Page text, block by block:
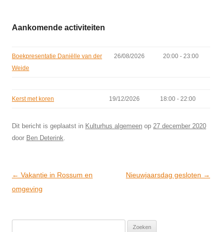
Aankomende activiteiten
Boekpresentatie Daniëlle van der
Weide
26/08/2026 20:00 - 23:00
Kerst met koren 19/12/2026 18:00 - 22:00
Dit bericht is geplaatst in Kulturhus algemeen op 27 december 2020
door Ben Deterink
Post
navigation
← Vakantie in Rossum en
omgeving
Nieuwjaarsdag gesloten →